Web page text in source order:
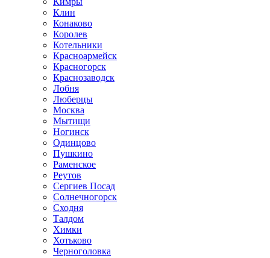
Клин
Конаково
Королев
Котельники
Красноармейск
Красногорск
Краснозаводск
Лобня
Люберцы
Москва
Мытищи
Ногинск
Одинцово
Пушкино
Раменское
Реутов
Сергиев Посад
Солнечногорск
Сходня
Талдом
Химки
Хотьково
Черноголовка